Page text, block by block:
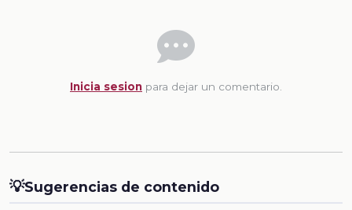
Inicia sesion para dejar un comentario.
💡Sugerencias de contenido